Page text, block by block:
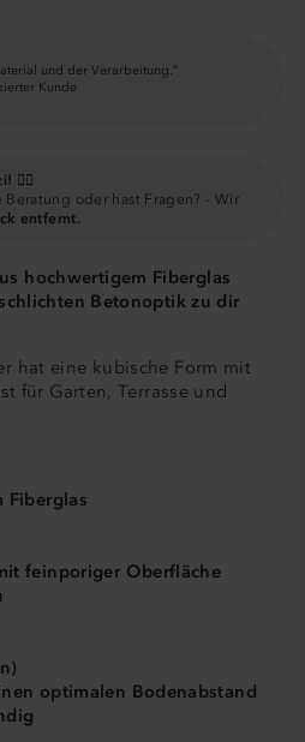
und der Verarbeitung.
Kunde
🙋‍♀️
Beratung oder hast Fragen? - Wir
entfernt.
hochwertigem Fiberglas
Betonoptik zu dir
hat eine kubische Form mit
für Garten, Terrasse und
Fiberglas
feinporiger Oberfläche
optimalen Bodenabstand